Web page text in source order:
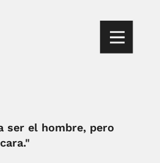
ser el hombre, pero